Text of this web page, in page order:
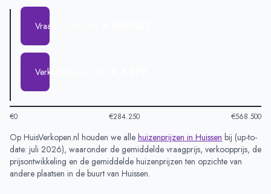
Vraagprijs per m2
Verkoopprijs per m2
€0 €284.250 €568.500
Op HuisVerkopen.nl houden we alle huizenprijzen in Huissen bij (up-to-
date: juli 2026), waaronder de gemiddelde vraagprijs, verkoopprijs, de
prijsontwikkeling en de gemiddelde huizenprijzen ten opzichte van
andere plaatsen in de buurt van Huissen.